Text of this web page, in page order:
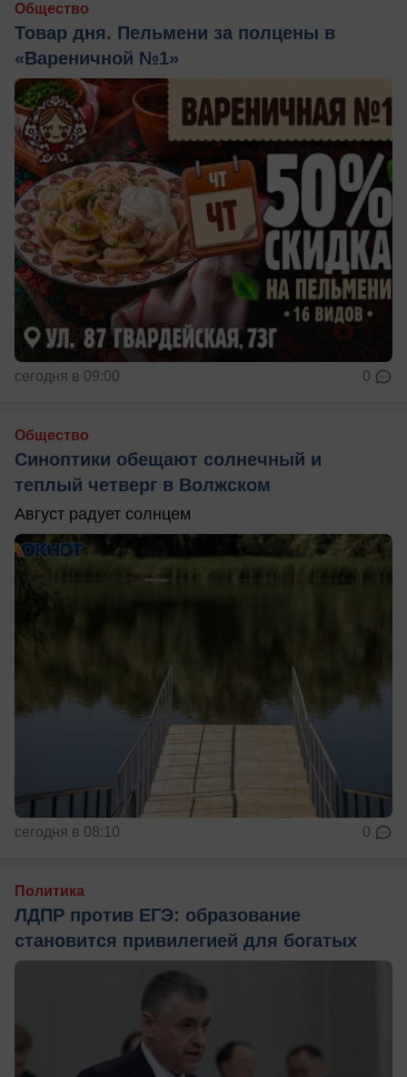
Общество
Товар дня. Пельмени за полцены в
«Вареничной №1»
сегодня в 09:00 0
Общество
Синоптики обещают солнечный и
теплый четверг в Волжском
Август радует солнцем
сегодня в 08:10 0
Политика
ЛДПР против ЕГЭ: образование
становится привилегией для богатых